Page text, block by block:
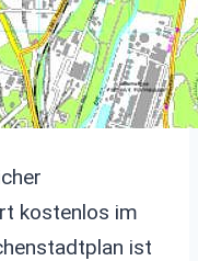
kostenlos im
ist